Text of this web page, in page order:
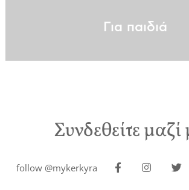
Για παιδιά
Συνδεθείτε
follow @mykerkyra